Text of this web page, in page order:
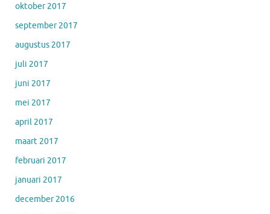
oktober 2017
september 2017
augustus 2017
juli 2017
juni 2017
mei 2017
april 2017
maart 2017
februari 2017
januari 2017
december 2016